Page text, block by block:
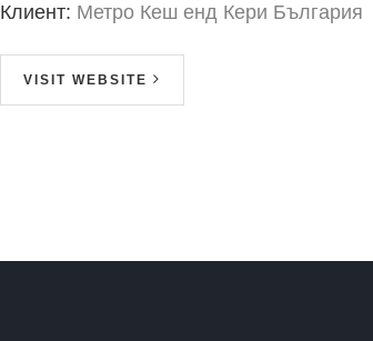
Клиент: Метро Кеш енд Кери България
VISIT WEBSITE